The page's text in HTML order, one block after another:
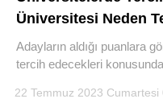
Üniversitesi Neden
Adayların aldığı puanlara
tercih edecekleri
22 Temmuz 2023 Cumartesi